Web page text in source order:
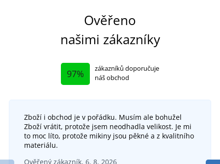
Ověřeno
našimi zákazníky
97%
zákazníků doporučuje
náš obchod
Zboží i obchod je v pořádku. Musím ale bohužel
Zboží vrátit, protože jsem neodhadla velikost. Je mi
to moc líto, protože mikiny jsou pěkné a z kvalitního
materiálu.
Ověřený zákazník, 6. 8. 2026